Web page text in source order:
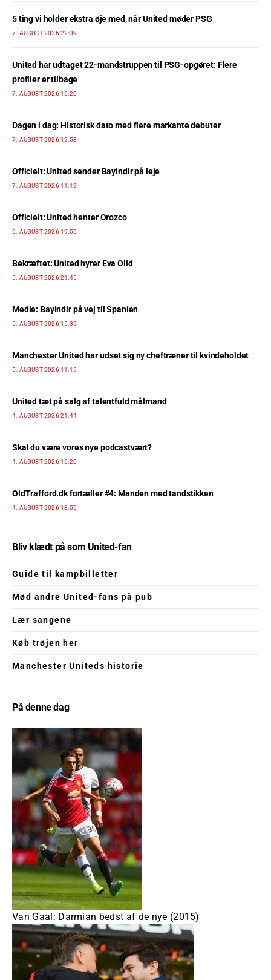
5 ting vi holder ekstra øje med, når United møder PSG
7. AUGUST 2026 22:39
United har udtaget 22-mandstruppen til PSG-opgøret: Flere
profiler er tilbage
7. AUGUST 2026 16:20
Dagen i dag: Historisk dato med flere markante debuter
7. AUGUST 2026 12:53
Officielt: United sender Bayindir på leje
7. AUGUST 2026 11:12
Officielt: United henter Orozco
6. AUGUST 2026 19:55
Bekræftet: United hyrer Eva Olid
5. AUGUST 2026 21:45
Medie: Bayindir på vej til Spanien
5. AUGUST 2026 15:39
Manchester United har udset sig ny cheftræner til kvindeholdet
5. AUGUST 2026 11:16
United tæt på salg af talentfuld målmand
4. AUGUST 2026 21:44
Skal du være vores nye podcastvært?
4. AUGUST 2026 16:20
OldTrafford.dk fortæller #4: Manden med tandstikken
4. AUGUST 2026 13:55
Bliv klædt på som United-fan
Guide til kampbilletter
Mød andre United-fans på pub
Lær sangene
Køb trøjen her
Manchester Uniteds historie
På denne dag
Van Gaal: Darmian bedst af de nye (2015)